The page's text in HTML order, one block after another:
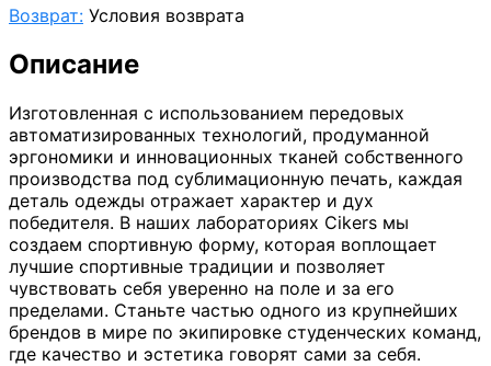
Возврат: Условия возврата
Описание
Изготовленная с использованием передовых
автоматизированных технологий, продуманной
эргономики и инновационных тканей собственного
производства под сублимационную печать, каждая
деталь одежды отражает характер и дух
победителя. В наших лабораториях Cikers мы
создаем спортивную форму, которая воплощает
лучшие спортивные традиции и позволяет
чувствовать себя уверенно на поле и за его
пределами. Станьте частью одного из крупнейших
брендов в мире по экипировке студенческих команд,
где качество и эстетика говорят сами за себя.